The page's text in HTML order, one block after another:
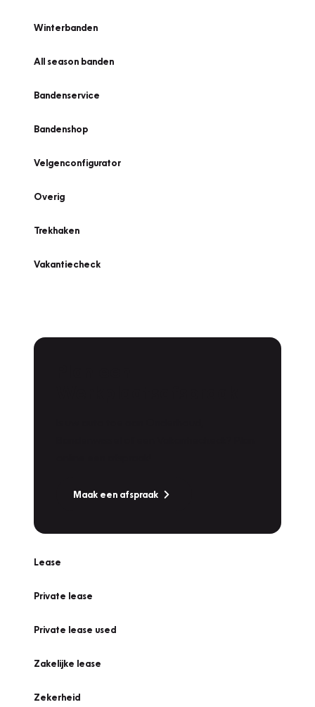
Winterbanden
All season banden
Bandenservice
Bandenshop
Velgenconfigurator
Overig
Trekhaken
Vakantiecheck
Maak een afspraak
Lease
Private lease
Private lease used
Zakelijke lease
Zekerheid